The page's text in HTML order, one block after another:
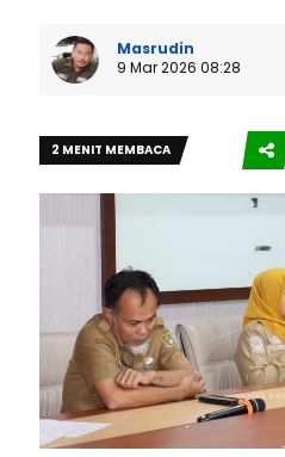
Masrudin
9 Mar 2026 08:28
2 MENIT MEMBACA